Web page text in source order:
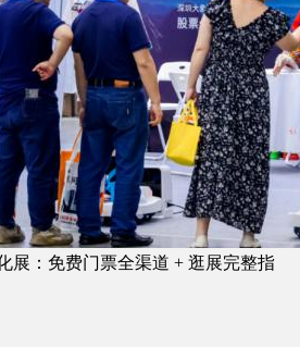
展：免费门票全渠道 + 逛展完整指